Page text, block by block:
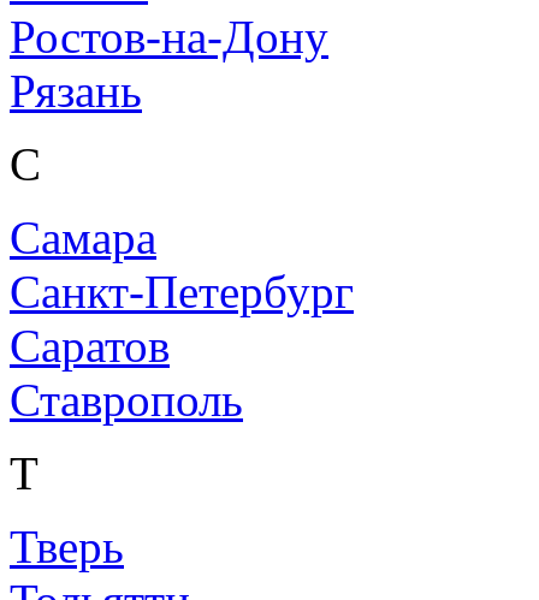
Ростов-на-Дону
Рязань
С
Самара
Санкт-Петербург
Саратов
Ставрополь
Т
Тверь